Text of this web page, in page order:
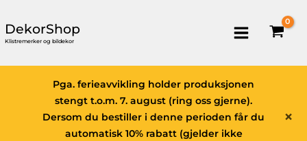
DekorShop
Klistremerker og bildekor
×
Pga. ferieavvikling holder produksjonen
stengt t.o.m. 7. august (ring oss gjerne).
Dersom du bestiller i denne perioden får du
automatisk 10% rabatt (gjelder ikke